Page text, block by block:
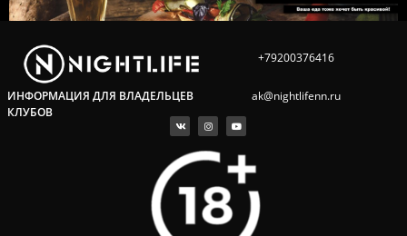
ИНФОРМАЦИЯ ДЛЯ ВЛАДЕЛЬЦЕВ
КЛУБОВ
+79200376416
ak@nightlifenn.ru